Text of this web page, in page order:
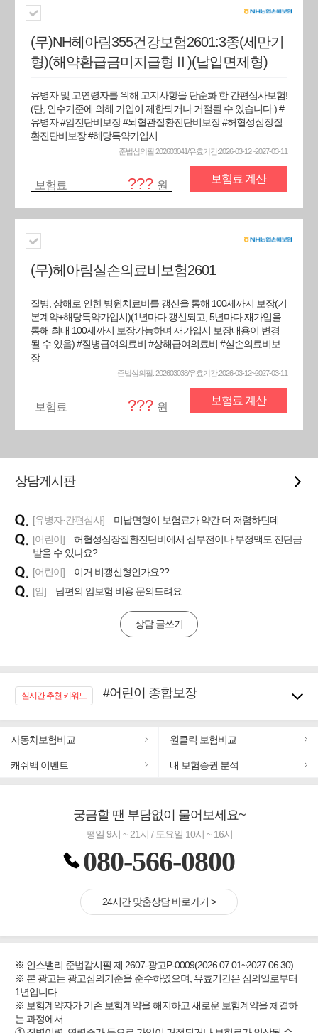
(무)NH헤아림355건강보험2601:3종(세만기
형)(해약환급금미지급형Ⅱ)(납입면제형)
유병자 및 고연령자를 위해 고지사항을 단순화 한 간편심사보험!
(단, 인수기준에 의해 가입이 제한되거나 거절될 수 있습니다.) #
유병자 #암진단비보장 #뇌혈관질환진단비보장 #허혈성심장질
환진단비보장 #해당특약가입시
준법심의필:202603041/유효기간:2026-03-12~2027-03-11
보험료 ??? 원
보험료 계산
(무)헤아림실손의료비보험2601
질병, 상해로 인한 병원치료비를 갱신을 통해 100세까지 보장(기
본계약+해당특약가입시)(1년마다 갱신되고, 5년마다 재가입을
통해 최대 100세까지 보장가능하며 재가입시 보장내용이 변경
될 수 있음) #질병급여의료비 #상해급여의료비 #실손의료비보
장
준법심의필: 202603038/유효기간:2026-03-12~2027-03-11
보험료 ??? 원
보험료 계산
상담게시판
[유병자·간편심사]
미납면형이 보험료가 약간 더 저렴하던데
[어린이]
허혈성심장질환진단비에서 심부전이나 부정맥도 진단금
받을 수 있나요?
[어린이]
이거 비갱신형인가요??
[암]
남편의 암보험 비용 문의드려요
상담 글쓰기
실시간 추천 키워드
#임플란트, 치아치료보장
#우리집 화재, 도난대비
#바뀌기전에 4세대 가입
#무해지 건강보험
자동차보험비교 원클릭 보험비교
캐쉬백 이벤트 내 보험증권 분석
궁금할 땐 부담없이 물어보세요~
평일 9시 ~ 21시 / 토요일 10시 ~ 16시
080-566-0800
24시간 맞춤상담 바로가기 >
※ 인스밸리 준법감시필 제 2607-광고P-0009(2026.07.01~2027.06.30)
※ 본 광고는 광고심의기준을 준수하였으며, 유효기간은 심의일로부터
1년입니다.
※ 보험계약자가 기존 보험계약을 해지하고 새로운 보험계약을 체결하
는 과정에서